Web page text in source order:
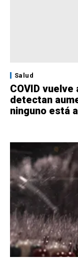
Salud
COVID vuelve
detectan
ninguno está